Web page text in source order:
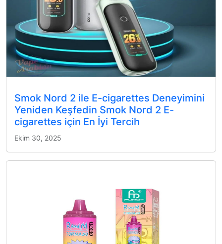
Smok Nord 2 ile E-cigarettes Deneyimini
Yeniden Keşfedin Smok Nord 2 E-
cigarettes için En İyi Tercih
Ekim 30, 2025